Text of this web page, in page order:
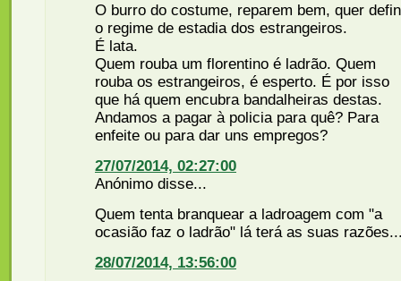
O burro do costume, reparem bem, quer
o regime de estadia dos estrangeiros.
É lata.
Quem rouba um florentino é ladrão. Quem
rouba os estrangeiros, é esperto. É por isso
que há quem encubra bandalheiras destas.
Andamos a pagar à policia para quê? Para
enfeite ou para dar uns empregos?
27/07/2014, 02:27:00
Anónimo disse...
Quem tenta branquear a ladroagem com "a
ocasião faz o ladrão" lá terá as suas
28/07/2014, 13:56:00